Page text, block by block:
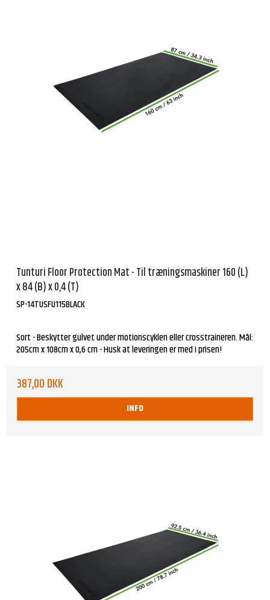
Tunturi Floor Protection Mat - Til træningsmaskiner 160 (L)
x 84 (B) x 0,4 (T)
SP-14TUSFU115BLACK
Sort - Beskytter gulvet under motionscyklen eller crosstraineren. Mål:
205cm x 108cm x 0,6 cm - Husk at leveringen er med i prisen!
387,00 DKK
INFO